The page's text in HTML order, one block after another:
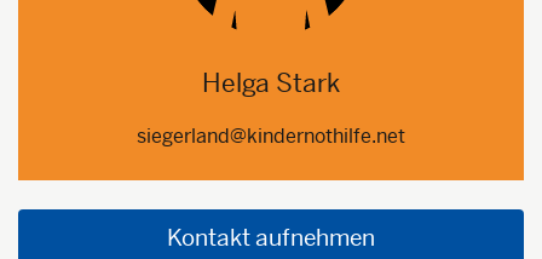
Helga Stark
siegerland@kindernothilfe.net
Kontakt aufnehmen